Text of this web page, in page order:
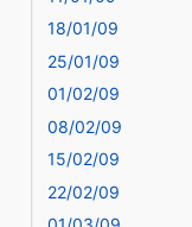
Burdur
Bursa
Çanakkale
Çankırı
Çorum
18/01/09
25/01/09
01/02/09
08/02/09
15/02/09
22/02/09